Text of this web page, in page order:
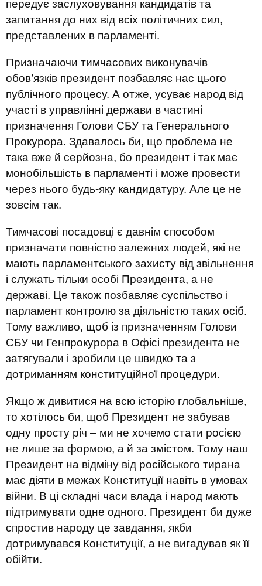
передує заслуховування кандидатів та
запитання до них від всіх політичних сил,
представлених в парламенті.
Призначаючи тимчасових виконувачів
обов’язків президент позбавляє нас цього
публічного процесу. А отже, усуває народ від
участі в управлінні держави в частині
призначення Голови СБУ та Генерального
Прокурора. Здавалось би, що проблема не
така вже й серйозна, бо президент і так має
монобільшість в парламенті і може провести
через нього будь-яку кандидатуру. Але це не
зовсім так.
Тимчасові посадовці є давнім способом
призначати повністю залежних людей, які не
мають парламентського захисту від звільнення
і служать тільки особі Президента, а не
державі. Це також позбавляє суспільство і
парламент контролю за діяльністю таких осіб.
Тому важливо, щоб із призначенням Голови
СБУ чи Генпрокурора в Офісі президента не
затягували і зробили це швидко та з
дотриманням конституційної процедури.
Якщо ж дивитися на всю історію глобальніше,
то хотілось би, щоб Президент не забував
одну просту річ – ми не хочемо стати росією
не лише за формою, а й за змістом. Тому наш
Президент на відміну від російського тирана
має діяти в межах Конституції навіть в умовах
війни. В ці складні часи влада і народ мають
підтримувати одне одного. Президент би дуже
спростив народу це завдання, якби
дотримувався Конституції, а не вигадував як її
обійти.